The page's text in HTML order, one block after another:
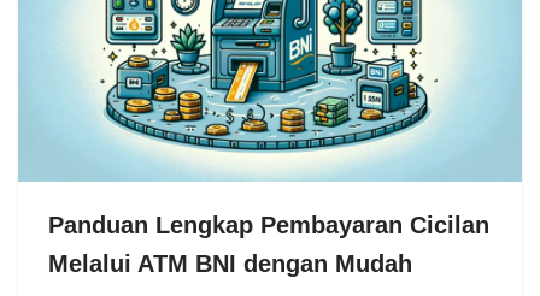
Panduan Lengkap Pembayaran Cicilan
Melalui ATM BNI dengan Mudah